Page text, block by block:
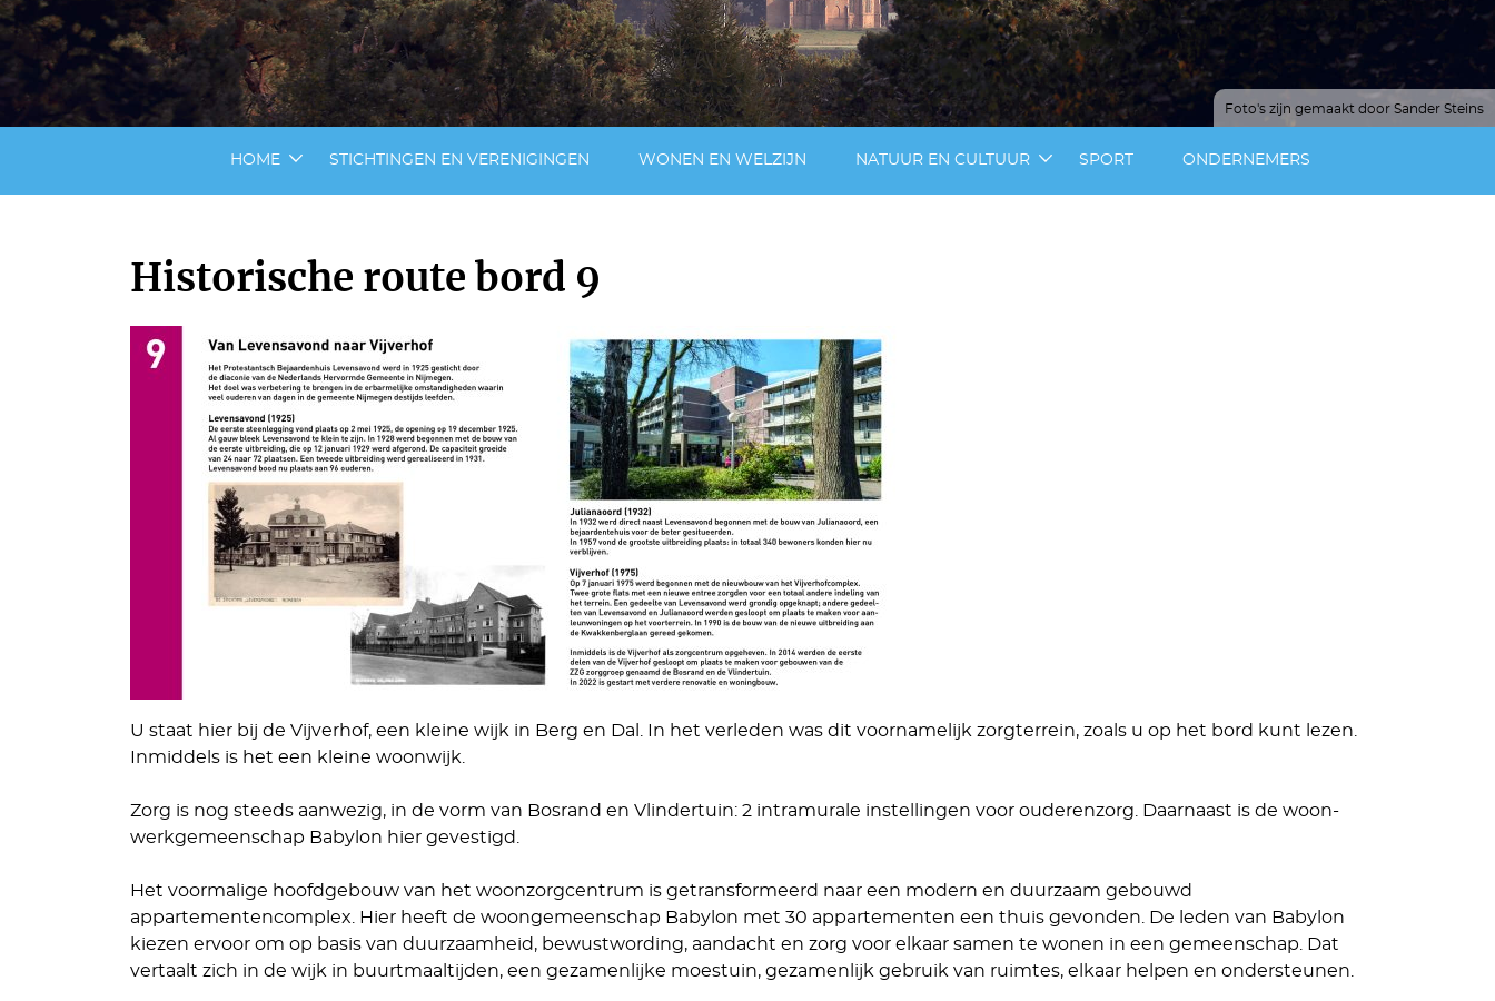
Foto's zijn gemaakt door Sander Steins
HOME STICHTINGEN EN VERENIGINGEN WONEN EN WELZIJN NATUUR EN CULTUUR SPORT ONDERNEMERS
Historische route bord 9
U staat hier bij de Vijverhof, een kleine wijk in Berg en Dal. In het verleden was dit voornamelijk zorgterrein, zoals u op het bord kunt lezen.
Inmiddels is het een kleine woonwijk.
Zorg is nog steeds aanwezig, in de vorm van Bosrand en Vlindertuin: 2 intramurale instellingen voor ouderenzorg. Daarnaast is de woon-
werkgemeenschap Babylon hier gevestigd.
Het voormalige hoofdgebouw van het woonzorgcentrum is getransformeerd naar een modern en duurzaam gebouwd
appartementencomplex. Hier heeft de woongemeenschap Babylon met 30 appartementen een thuis gevonden. De leden van Babylon
kiezen ervoor om op basis van duurzaamheid, bewustwording, aandacht en zorg voor elkaar samen te wonen in een gemeenschap. Dat
vertaalt zich in de wijk in buurtmaaltijden, een gezamenlijke moestuin, gezamenlijk gebruik van ruimtes, elkaar helpen en ondersteunen.